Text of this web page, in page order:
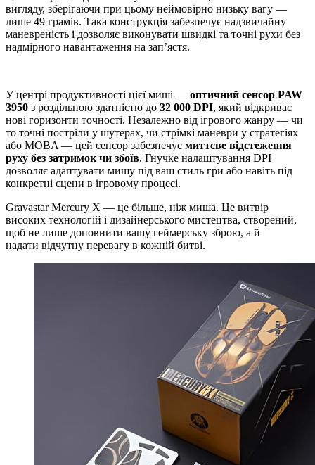
вигляду, зберігаючи при цьому неймовірно низьку вагу —
лише 49 грамів. Така конструкція забезпечує надзвичайну
маневреність і дозволяє виконувати швидкі та точні рухи без
надмірного навантаження на зап’ястя.
У центрі продуктивності цієї миші — оптичний сенсор PAW
3950 з роздільною здатністю до 32 000 DPI, який відкриває
нові горизонти точності. Незалежно від ігрового жанру — чи
то точні постріли у шутерах, чи стрімкі маневри у стратегіях
або MOBA — цей сенсор забезпечує миттєве відстеження
руху без затримок чи збоїв. Гнучке налаштування DPI
дозволяє адаптувати мишу під ваш стиль гри або навіть під
конкретні сцени в ігровому процесі.
Gravastar Mercury X — це більше, ніж миша. Це витвір
високих технологій і дизайнерського мистецтва, створений,
щоб не лише доповнити вашу геймерську зброю, а й
надати відчутну перевагу в кожній битві.